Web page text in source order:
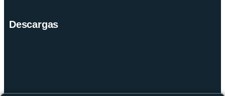
Descargas